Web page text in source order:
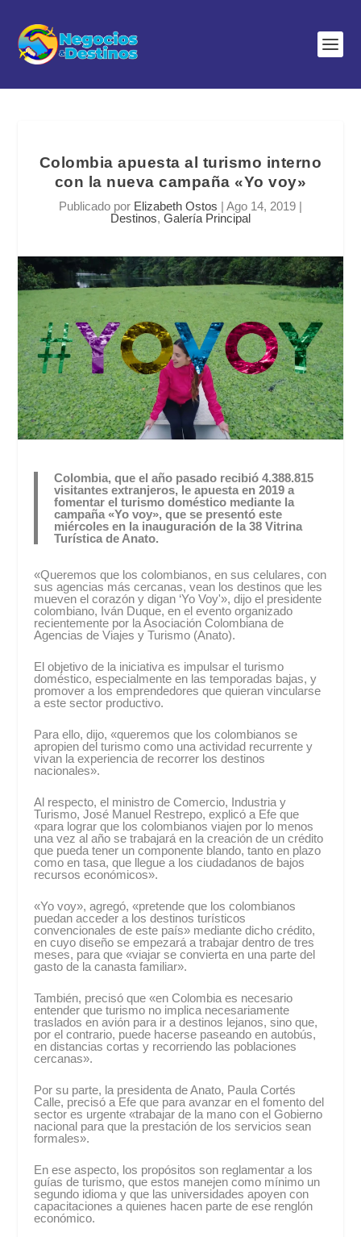
Colombia apuesta al turismo interno
con la nueva campaña «Yo voy»
Publicado por Elizabeth Ostos | Ago 14, 2019 |
Destinos, Galería Principal
Colombia, que el año pasado recibió 4.388.815
visitantes extranjeros, le apuesta en 2019 a
fomentar el turismo doméstico mediante la
campaña «Yo voy», que se presentó este
miércoles en la inauguración de la 38 Vitrina
Turística de Anato.
«Queremos que los colombianos, en sus celulares, con
sus agencias más cercanas, vean los destinos que les
mueven el corazón y digan ‘Yo Voy'», dijo el presidente
colombiano, Iván Duque, en el evento organizado
recientemente por la Asociación Colombiana de
Agencias de Viajes y Turismo (Anato).
El objetivo de la iniciativa es impulsar el turismo
doméstico, especialmente en las temporadas bajas, y
promover a los emprendedores que quieran vincularse
a este sector productivo.
Para ello, dijo, «queremos que los colombianos se
apropien del turismo como una actividad recurrente y
vivan la experiencia de recorrer los destinos
nacionales».
Al respecto, el ministro de Comercio, Industria y
Turismo, José Manuel Restrepo, explicó a Efe que
«para lograr que los colombianos viajen por lo menos
una vez al año se trabajará en la creación de un crédito
que pueda tener un componente blando, tanto en plazo
como en tasa, que llegue a los ciudadanos de bajos
recursos económicos».
«Yo voy», agregó, «pretende que los colombianos
puedan acceder a los destinos turísticos
convencionales de este país» mediante dicho crédito,
en cuyo diseño se empezará a trabajar dentro de tres
meses, para que «viajar se convierta en una parte del
gasto de la canasta familiar».
También, precisó que «en Colombia es necesario
entender que turismo no implica necesariamente
traslados en avión para ir a destinos lejanos, sino que,
por el contrario, puede hacerse paseando en autobús,
en distancias cortas y recorriendo las poblaciones
cercanas».
Por su parte, la presidenta de Anato, Paula Cortés
Calle, precisó a Efe que para avanzar en el fomento del
sector es urgente «trabajar de la mano con el Gobierno
nacional para que la prestación de los servicios sean
formales».
En ese aspecto, los propósitos son reglamentar a los
guías de turismo, que estos manejen como mínimo un
segundo idioma y que las universidades apoyen con
capacitaciones a quienes hacen parte de ese renglón
económico.